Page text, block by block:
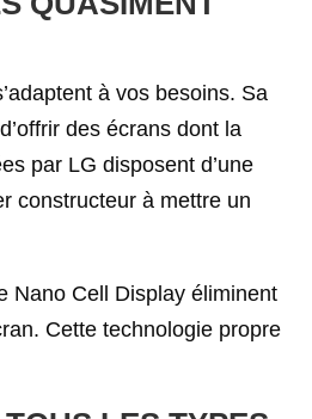
à vos besoins. Sa
des écrans dont la
par LG disposent d’une
constructeur à mettre un
Nano Cell Display éliminent
Cette technologie propre